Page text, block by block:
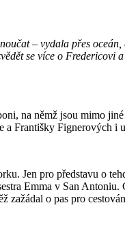
– vydala přes
se více o Fredericovi
na němž jsou mimo
Františky Fignerových i
Jen pro představu o
Emma v San
o pas pro